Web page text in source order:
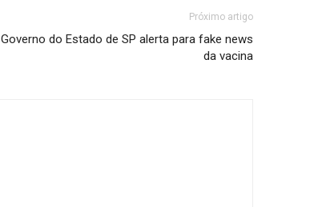
Próximo artigo
Governo do Estado de SP alerta para fake news
da vacina